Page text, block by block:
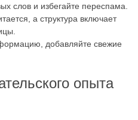
слов и избегайте переспама.
а структура включает
добавляйте свежие
опыта